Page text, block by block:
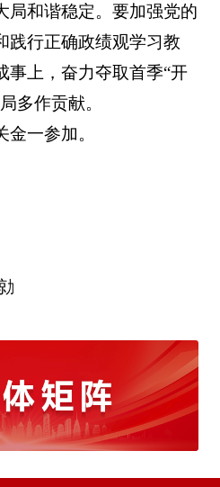
局和谐稳定。要加强党的
践行正确政绩观学习教
事上，奋力夺取首季“开
多作贡献。
一参加。